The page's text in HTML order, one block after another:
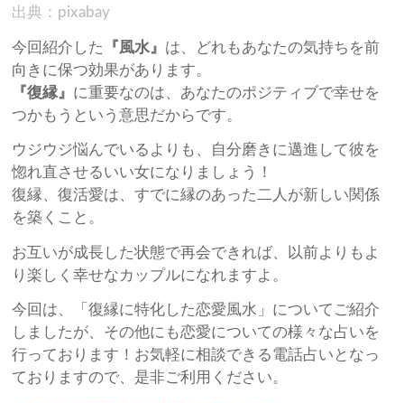
出典：pixabay
今回紹介した 『風水』 は、どれもあなたの気持ちを前
向きに保つ効果があります。
『復縁』 に重要なのは、あなたのポジティブで幸せを
つかもうという意思だからです。
ウジウジ悩んでいるよりも、自分磨きに邁進して彼を
惚れ直させるいい女になりましょう！
復縁、復活愛は、すでに縁のあった二人が新しい関係
を築くこと。
お互いが成長した状態で再会できれば、以前よりもよ
り楽しく幸せなカップルになれますよ。
今回は、「復縁に特化した恋愛風水」についてご紹介
しましたが、その他にも恋愛についての様々な占いを
行っております！お気軽に相談できる電話占いとなっ
ておりますので、是非ご利用ください。